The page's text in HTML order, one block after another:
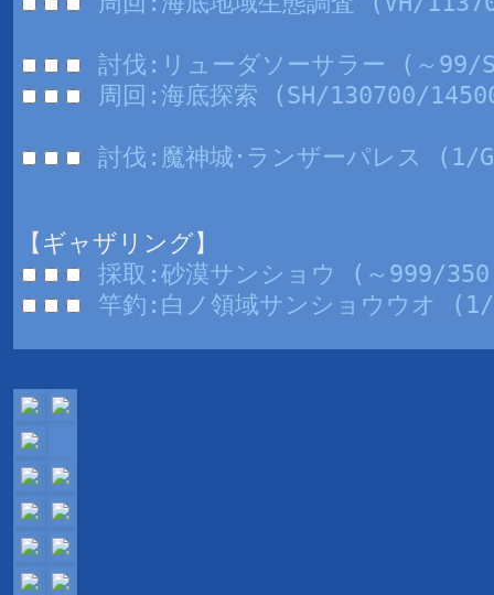
討伐:リューダソーサラー (～99/
周回:海底探索 (SH/130700/
討伐:魔神城･ランザーパレス
【ギャザリング】
採取:砂漠サンショウ (～999/
竿釣:白ノ領域サンショウウオ